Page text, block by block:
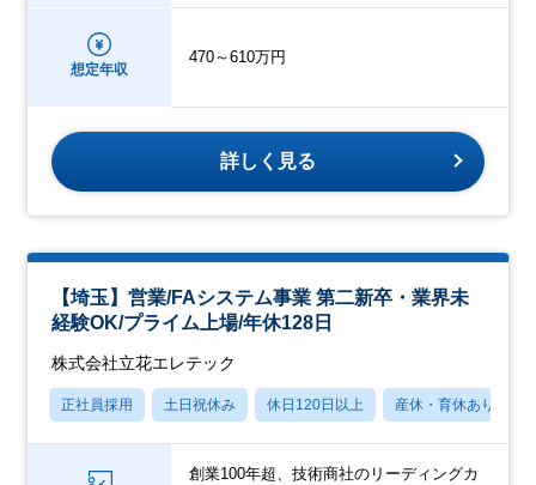
想定年収
470～610万円
詳しく見る
【埼⽟】営業/FAシステム事業 第⼆新卒・業界未
経験OK/プライム上場/年休128⽇
株式会社立花エレテック
正社員採用 土日祝休み 休日120日以上 産休・育休あり
創業100年超、技術商社のリーディングカ